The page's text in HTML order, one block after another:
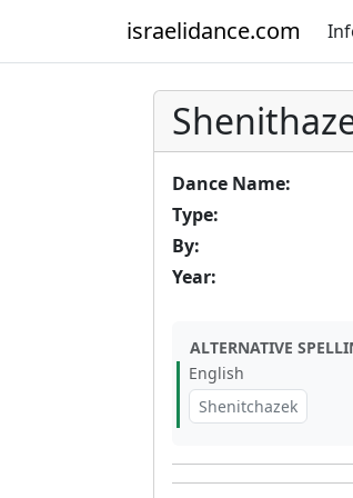
israelidance.com
Dance Name:
Type:
By:
Year:
ALTERNATIVE
English
Shenitchazek